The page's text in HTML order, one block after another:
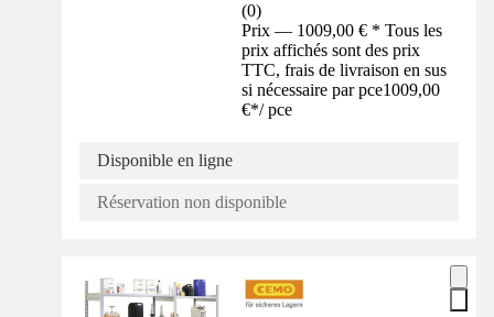
(0)
Prix — 1009,00 € * Tous les
prix affichés sont des prix
TTC, frais de livraison en sus
si nécessaire par pce1009,00
€*/ pce
Disponible en ligne
Réservation non disponible